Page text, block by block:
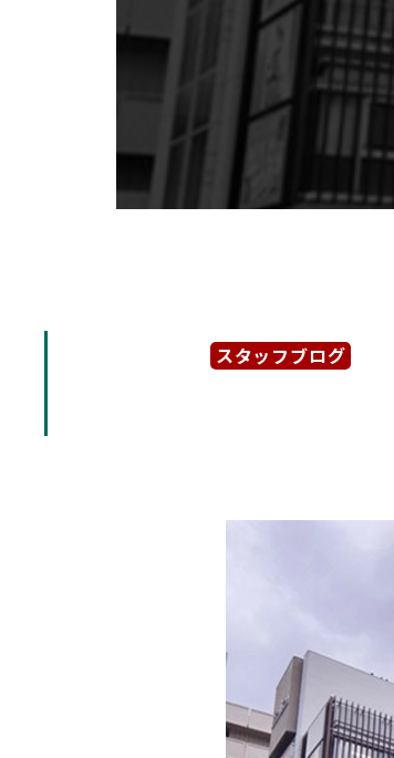
スタッフブログ